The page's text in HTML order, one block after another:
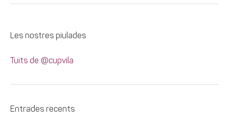
Les nostres piulades
Tuits de @cupvila
Entrades recents